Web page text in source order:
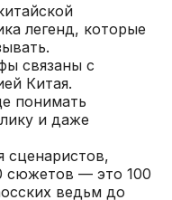
легенд, которые
связаны с
Китая.
понимать
и даже
сценаристов,
сюжетов — это 100
ведьм до